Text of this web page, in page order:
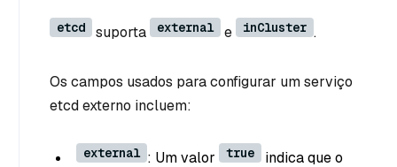
etcd suporta external e inCluster .
Os campos usados para configurar um serviço
etcd externo incluem:
external : Um valor true
indica que o